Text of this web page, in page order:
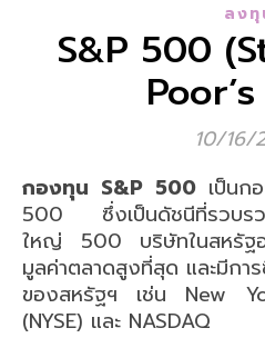
ลงทุ
S&P 500
10/16/
กองทุน S&P 500เป็นก
500 ซึ่งเป็นดัชนีที่รวบรว
ใหญ่ 500 บริษัทในสหรัฐอ
มูลค่าตลาดสูงที่สุด และมีกา
ของสหรัฐฯ เช่น New
(NYSE) และ NASDAQ